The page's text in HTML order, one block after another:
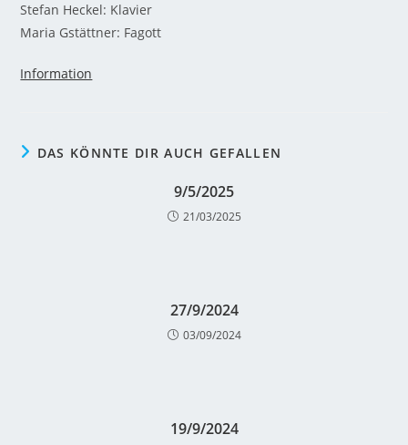
Stefan Heckel: Klavier
Maria Gstättner: Fagott
Information
DAS KÖNNTE DIR AUCH GEFALLEN
9/5/2025
21/03/2025
27/9/2024
03/09/2024
19/9/2024